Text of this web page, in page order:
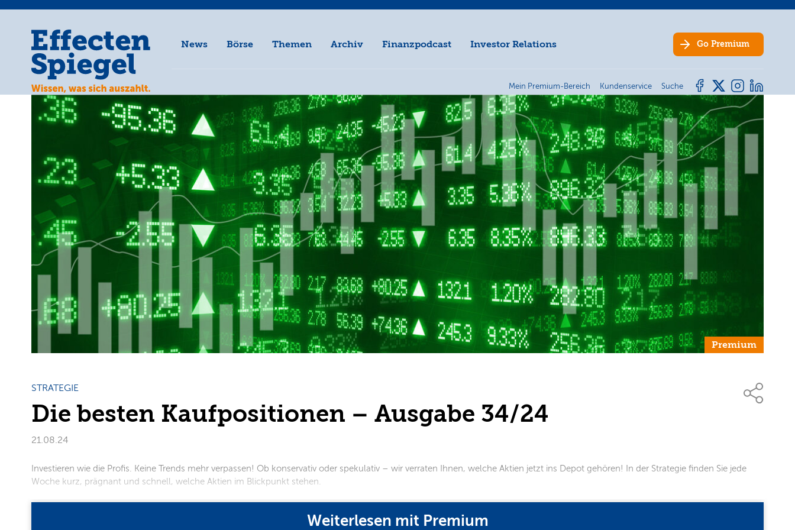
News Börse Themen Archiv Finanzpodcast Investor Relations Go Premium
Mein Premium-Bereich Kundenservice Suche
Premium
STRATEGIE
Die besten Kaufpositionen – Ausgabe 34/24
21.08.24
Investieren wie die Profis. Keine Trends mehr verpassen! Ob konservativ oder spekulativ – wir verraten Ihnen, welche Aktien jetzt ins Depot gehören! In der Strategie finden Sie jede
Woche kurz, prägnant und schnell, welche Aktien im Blickpunkt stehen.​​​​​​
Weiterlesen mit Premium